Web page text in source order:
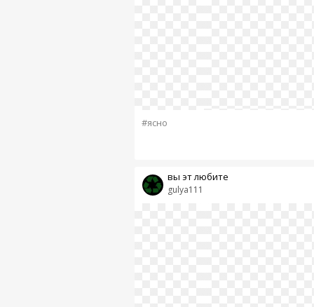
#ясно
gulya111
вы эт любите